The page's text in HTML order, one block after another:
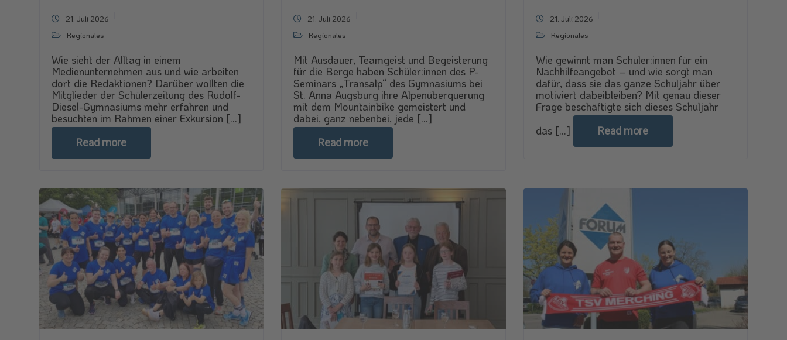
21. Juli 2026
Regionales
Wie sieht der Alltag in einem
Medienunternehmen aus und wie arbeiten
dort die Redaktionen? Darüber wollten die
Mitglieder der Schülerzeitung des Rudolf-
Diesel-Gymnasiums mehr erfahren und
besuchten im Rahmen einer Exkursion [...]
Read more
21. Juli 2026
Regionales
Mit Ausdauer, Teamgeist und Begeisterung
für die Berge haben Schüler:innen des P-
Seminars „Transalp“ des Gymnasiums bei
St. Anna Augsburg ihre Alpenüberquerung
mit dem Mountainbike gemeistert und
dabei, ganz nebenbei, jede [...]
Read more
21. Juli 2026
Regionales
Wie gewinnt man Schüler:innen für ein
Nachhilfeangebot – und wie sorgt man
dafür, dass sie das ganze Schuljahr über
motiviert dabeibleiben? Mit genau dieser
Frage beschäftigte sich dieses Schuljahr
das [...]
Read more